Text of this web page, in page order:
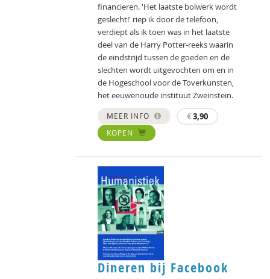
financieren. 'Het laatste bolwerk wordt
geslecht!' riep ik door de telefoon,
verdiept als ik toen was in het laatste
deel van de Harry Potter-reeks waarin
de eindstrijd tussen de goeden en de
slechten wordt uitgevochten om en in
de Hogeschool voor de Toverkunsten,
het eeuwenoude instituut Zweinstein.
MEER INFO €3,90
KOPEN
Dineren bij Facebook